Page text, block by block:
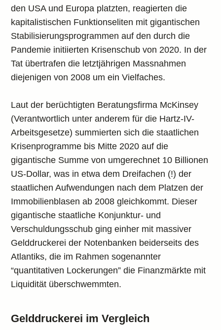
den USA und Europa platzten, reagierten die
kapitalistischen Funktionseliten mit gigantischen
Stabilisierungsprogrammen auf den durch die
Pandemie initiierten Krisenschub von 2020. In der
Tat übertrafen die letztjährigen Massnahmen
diejenigen von 2008 um ein Vielfaches.
Laut der berüchtigten Beratungsfirma McKinsey
(Verantwortlich unter anderem für die Hartz-IV-
Arbeitsgesetze) summierten sich die staatlichen
Krisenprogramme bis Mitte 2020 auf die
gigantische Summe von umgerechnet 10 Billionen
US-Dollar, was in etwa dem Dreifachen (!) der
staatlichen Aufwendungen nach dem Platzen der
Immobilienblasen ab 2008 gleichkommt. Dieser
gigantische staatliche Konjunktur- und
Verschuldungsschub ging einher mit massiver
Gelddruckerei der Notenbanken beiderseits des
Atlantiks, die im Rahmen sogenannter
“quantitativen Lockerungen” die Finanzmärkte mit
Liquidität überschwemmten.
Gelddruckerei im Vergleich